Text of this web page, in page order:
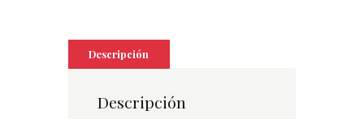
Descripción
Descripción